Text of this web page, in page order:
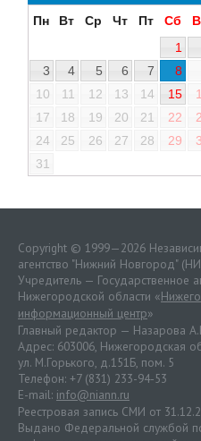
Пн Вт Ср Чт Пт Сб
1
3
4 5 6 7 8
10
11 12 13 14 15
17
18 19 20 21 22
24
25 26 27 28 29
31
Copyright © 1999—2026
агентство "Нижний Новгород"
Учредитель — Государственное
Нижегородской области «
информационный центр»
Главный редактор — Назарова
Адрес: 603006, Нижегородская
ул. М.Горького, д.151Б, пом. 5
Телефон: +7 (831) 233-94-53
E-mail: info@niann.ru
Реестровая запись СМИ от
Выдано Федеральной службой